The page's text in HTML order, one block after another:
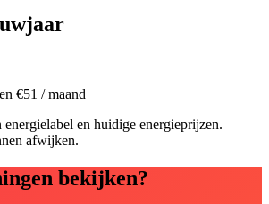
€51 / maand
energielabel en huidige energieprijzen.
afwijken.
bekijken?